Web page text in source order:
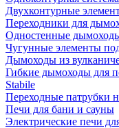
Двухконтурные
Переходники для
Одностенные
Чугунные элементы
Дымоходы из
Гибкие дымоходы для
Stabile
Переходные патрубки
Печи для бани и сауны
Электрические печи